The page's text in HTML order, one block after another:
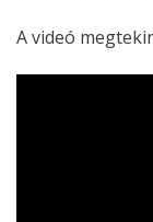
A videó